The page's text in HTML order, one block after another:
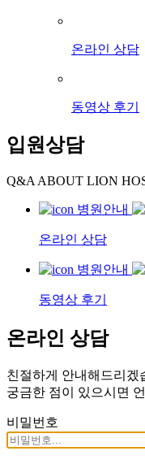
온라인 상담
동영상 후기
입원상담
Q&A ABOUT LION
온라인 상담
동영상 후기
온라인 상담
친절하게 안내해드리겠
궁금한 점이 있으시면
비밀번호